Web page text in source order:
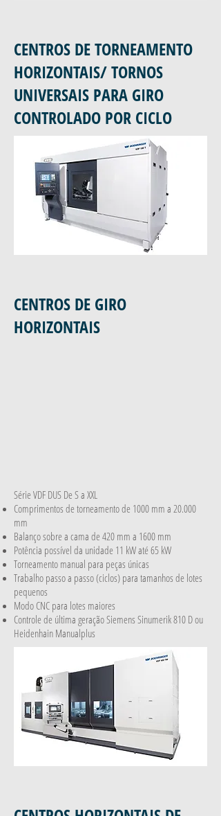
CENTROS DE TORNEAMENTO
HORIZONTAIS/ TORNOS
UNIVERSAIS PARA GIRO
CONTROLADO POR CICLO
CENTROS DE GIRO
HORIZONTAIS
Série VDF DUS De S a XXL
Comprimentos de torneamento de 1000 mm a 20.000
mm
Balanço sobre a cama de 420 mm a 1600 mm
Potência possível da unidade 11 kW até 65 kW
Torneamento manual para peças únicas
Trabalho passo a passo (ciclos) para tamanhos de lotes
pequenos
Modo CNC para lotes maiores
Controle de última geração Siemens Sinumerik 810 D ou
Heidenhain Manualplus